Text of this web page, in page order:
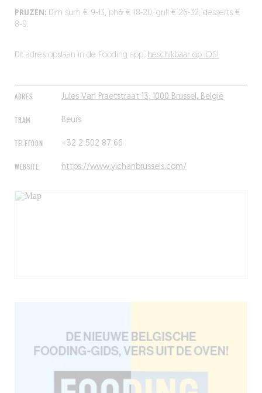
ADRES Jules Van Praetstraat 13, 1000 Brussel, België
TRAM Beurs
TELEFOON +32 2 502 87 66
WEBSITE https://www.yichanbrussels.com/
PRIJZEN:Dim sum € 9-13, phở € 18-20, grill € 26-32, desserts €
8-9.
Dit adres opslaan in de Fooding app, beschikbaar op iOS!